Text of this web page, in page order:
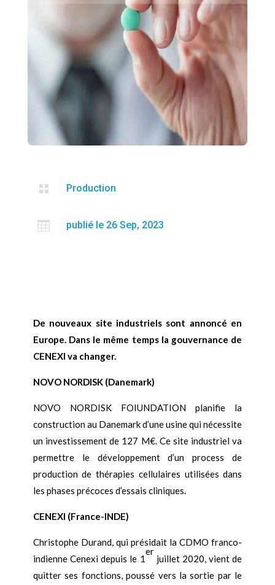
 Production
 publié le 26 Sep, 2023
De nouveaux site industriels sont annoncé en
Europe. Dans le même temps la gouvernance de
CENEXI va changer.
NOVO NORDISK (Danemark)
NOVO NORDISK FOIUNDATION planifie la
construction au Danemark d’une usine qui nécessite
un investissement de 127 M€. Ce site industriel va
permettre le développement d’un process de
production de thérapies cellulaires utilisées dans
les phases précoces d’essais cliniques.
CENEXI (France-INDE)
Christophe Durand, qui présidait la CDMO franco-
indienne Cenexi depuis le 1
er
juillet 2020, vient de
quitter ses fonctions, poussé vers la sortie par le